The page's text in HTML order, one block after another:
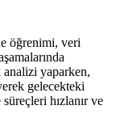
öğrenimi, veri
yaparken,
gelecekteki
hızlanır ve